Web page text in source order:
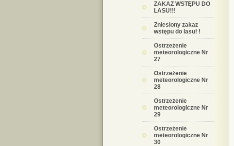
ZAKAZ WSTĘPU DO
LASU!!!
Zniesiony zakaz
wstępu do lasu! !
Ostrzeżenie
meteorologiczne Nr
27
Ostrzeżenie
meteorologiczne Nr
28
Ostrzeżenie
meteorologiczne Nr
29
Ostrzeżenie
meteorologiczne Nr
30